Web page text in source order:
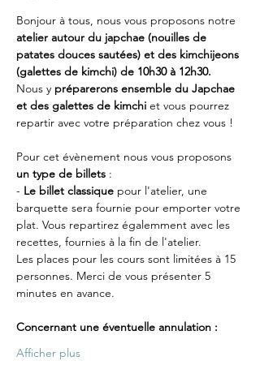
Bonjour à tous, nous vous proposons notre
atelier autour du japchae (nouilles de
patates douces sautées) et des kimchijeons
(galettes de kimchi) de 10h30 à 12h30.
Nous y préparerons ensemble du Japchae
et des galettes de kimchi et vous pourrez
repartir avec votre préparation chez vous !
Pour cet évènement nous vous proposons
un type de billets :
- Le billet classique pour l'atelier, une
barquette sera fournie pour emporter votre
plat. Vous repartirez égalemment avec les
recettes, fournies à la fin de l'atelier.
Les places pour les cours sont limitées à 15
personnes. Merci de vous présenter 5
minutes en avance.
Concernant une éventuelle annulation :
Afficher plus